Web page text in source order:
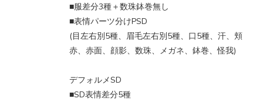
■服差分3種＋数珠鉢巻無し
■表情パーツ分けPSD
(目左右別5種、眉毛左右別5種、口5種、汗、頬
赤、赤面、顔影、数珠、メガネ、鉢巻、怪我)
デフォルメSD
■SD表情差分5種